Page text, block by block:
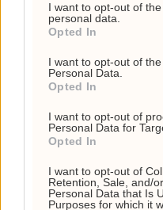
I want to opt-out of
personal data.
Opted In
I want to opt-out of
Personal Data.
Opted In
I want to opt-out of
Personal Data for
Opted In
I want to opt-out of
Retention, Sale, and/
Personal Data that Is
Purposes for which it
Russisk